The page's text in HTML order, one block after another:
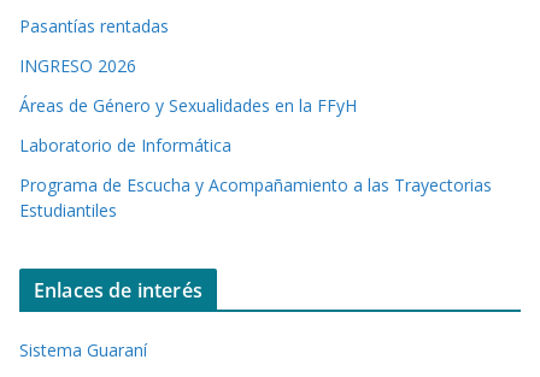
Pasantías rentadas
INGRESO 2026
Áreas de Género y Sexualidades en la FFyH
Laboratorio de Informática
Programa de Escucha y Acompañamiento a las Trayectorias
Estudiantiles
Enlaces de interés
Sistema Guaraní